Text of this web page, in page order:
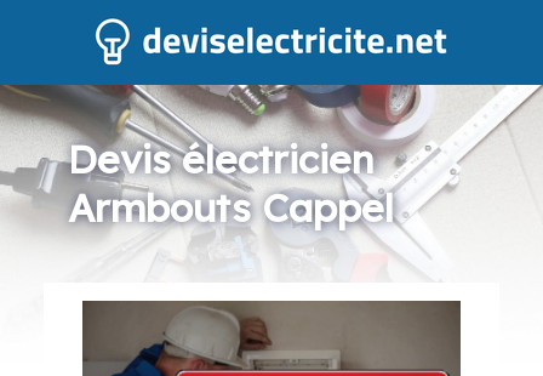
Devis électricien
Armbouts Cappel